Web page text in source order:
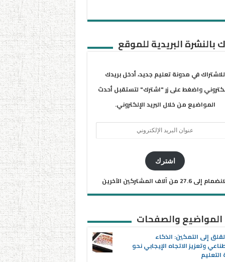
بالنشرة البريدية للموقع
للاشتراك في مدونة تعليم جديد، أدخل بريدك
واضغط على زر "اشترك" لتستقبل أحدث
المواضيع من خلال البريد الإلكتروني.
اشترك
إلى 27.6 من آلاف المشتركين الآخرين
المواضيع والصفحات
إلى التمكين: الذكاء
وتعزيز الاتجاه الإيجابي نحو